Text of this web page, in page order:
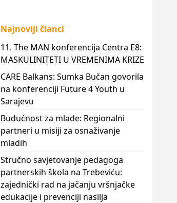
Najnoviji članci
11. The MAN konferencija Centra E8:
MASKULINITETI U VREMENIMA KRIZE
CARE Balkans: Sumka Bučan govorila
na konferenciji Future 4 Youth u
Sarajevu
Budućnost za mlade: Regionalni
partneri u misiji za osnaživanje
mladih
Stručno savjetovanje pedagoga
partnerskih škola na Trebeviću:
zajednički rad na jačanju vršnjačke
edukacije i prevenciji nasilja